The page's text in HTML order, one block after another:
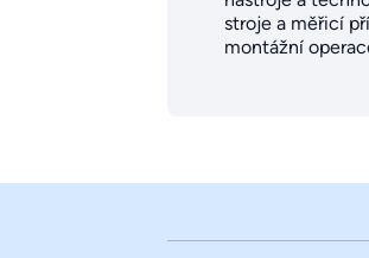
stroje a měřicí
montážní